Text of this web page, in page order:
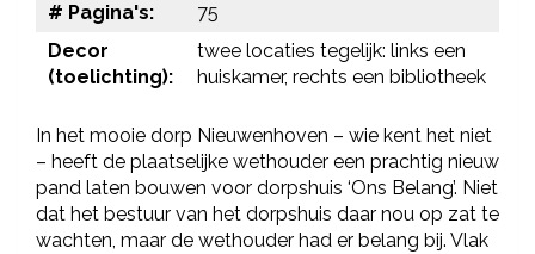
# Pagina's:
75
Decor
(toelichting):
twee locaties tegelijk: links een
huiskamer, rechts een bibliotheek
In het mooie dorp Nieuwenhoven – wie kent het niet
– heeft de plaatselijke wethouder een prachtig nieuw
pand laten bouwen voor dorpshuis ‘Ons Belang’. Niet
dat het bestuur van het dorpshuis daar nou op zat te
wachten, maar de wethouder had er belang bij. Vlak